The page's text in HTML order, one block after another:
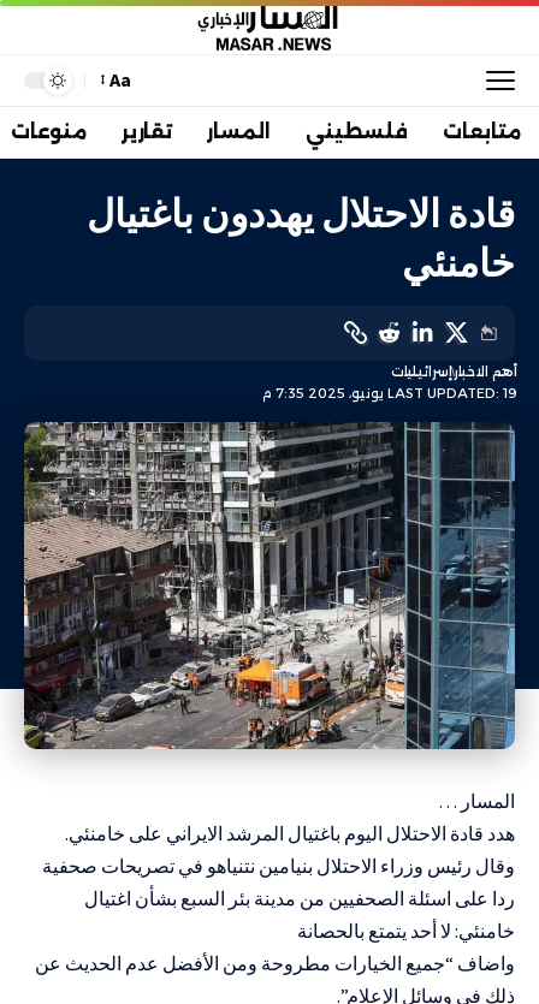
Aa
متابعات فلسطيني المسار تقارير منوعات
قادة الاحتلال يهددون باغتيال
خامنئي
LAST UPDATED: 19 يونيو، 2025 7:35 م
أهم الاخبارإسرائيليات
المسار …
هدد قادة الاحتلال اليوم باغتيال المرشد الايراني على خامنئي.
وقال رئيس وزراء الاحتلال بنيامين نتنياهو في تصريحات صحفية
ردا على اسئلة الصحفيين من مدينة بئر السبع بشأن اغتيال
خامنئي: لا أحد يتمتع بالحصانة
واضاف “جميع الخيارات مطروحة ومن الأفضل عدم الحديث عن
ذلك في وسائل الإعلام”.